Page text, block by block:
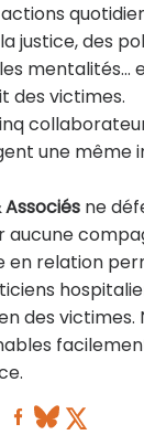
justice, des
mentalités...
des victimes.
une même
ne
en relation
des victimes.